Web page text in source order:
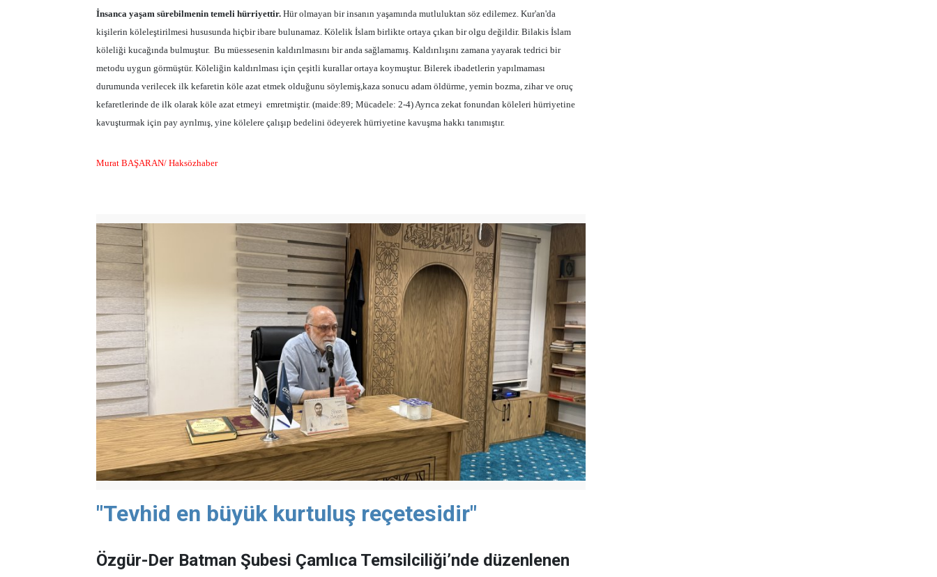
İnsanca yaşam sürebilmenin temeli hürriyettir. Hür olmayan bir insanın yaşamında mutluluktan söz edilemez. Kur'an'da
kişilerin köleleştirilmesi hususunda hiçbir ibare bulunamaz. Kölelik İslam birlikte ortaya çıkan bir olgu değildir. Bilakis İslam
köleliği kucağında bulmuştur. Bu müessesenin kaldırılmasını bir anda sağlamamış. Kaldırılışını zamana yayarak tedrici bir
metodu uygun görmüştür. Köleliğin kaldırılması için çeşitli kurallar ortaya koymuştur. Bilerek ibadetlerin yapılmaması
durumunda verilecek ilk kefaretin köle azat etmek olduğunu söylemiş,kaza sonucu adam öldürme, yemin bozma, zihar ve oruç
kefaretlerinde de ilk olarak köle azat etmeyi emretmiştir. (maide:89; Mücadele: 2-4) Ayrıca zekat fonundan köleleri hürriyetine
kavuşturmak için pay ayrılmış, yine kölelere çalışıp bedelini ödeyerek hürriyetine kavuşma hakkı tanımıştır.
Murat BAŞARAN/ Haksözhaber
"Tevhid en büyük kurtuluş reçetesidir"
Özgür-Der Batman Şubesi Çamlıca Temsilciliği’nde düzenlenen